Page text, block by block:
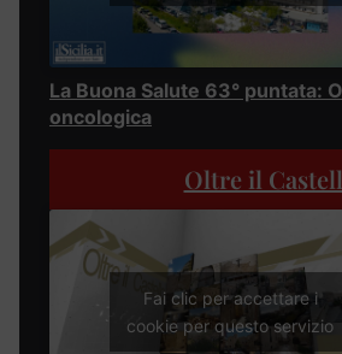
La Buona Salute 63° puntata:
oncologica
Oltre il
Fai clic per accettare i
cookie per questo servizio